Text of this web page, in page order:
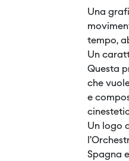
Una
tempo,
Un
Questa
che
e
Un logo
Spagna